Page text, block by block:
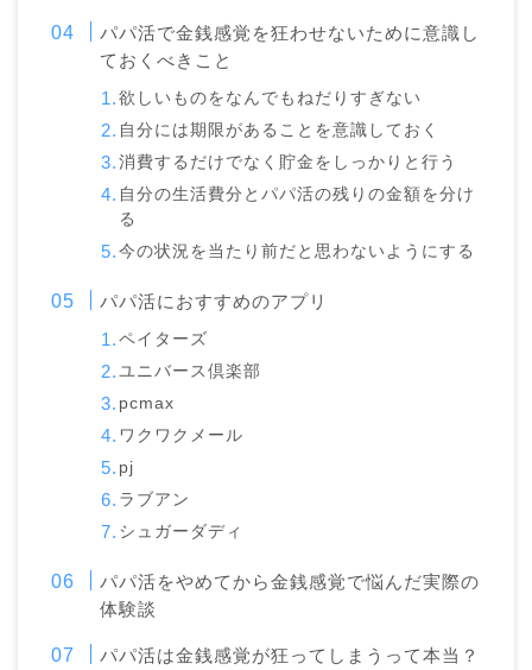
パパ活で金銭感覚を狂わせないために意識し
ておくべきこと
欲しいものをなんでもねだりすぎない
自分には期限があることを意識しておく
消費するだけでなく貯金をしっかりと行う
自分の生活費分とパパ活の残りの金額を分け
る
今の状況を当たり前だと思わないようにする
パパ活におすすめのアプリ
ペイターズ
ユニバース倶楽部
pcmax
ワクワクメール
pj
ラブアン
シュガーダディ
パパ活をやめてから金銭感覚で悩んだ実際の
体験談
パパ活は金銭感覚が狂ってしまうって本当？